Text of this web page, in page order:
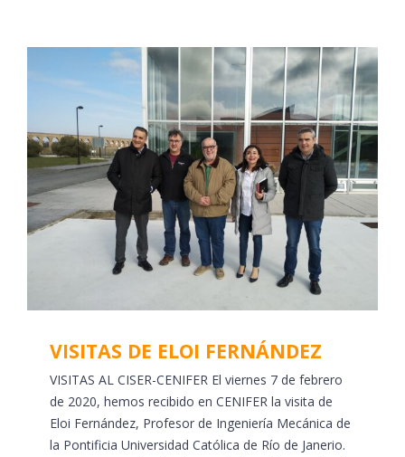
VISITAS DE ELOI FERNÁNDEZ
VISITAS AL CISER-CENIFER El viernes 7 de febrero
de 2020, hemos recibido en CENIFER la visita de
Eloi Fernández, Profesor de Ingeniería Mecánica de
la Pontificia Universidad Católica de Río de Janerio.